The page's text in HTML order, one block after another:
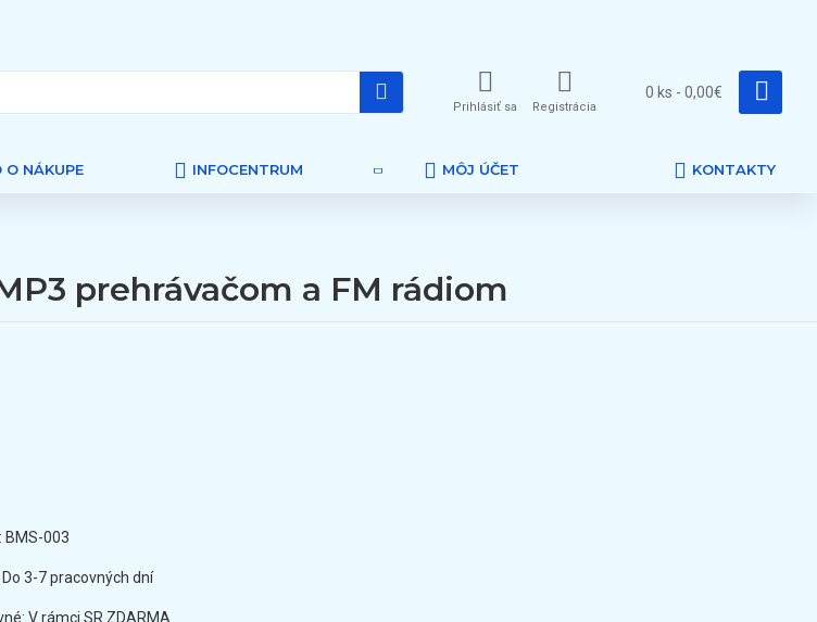
Prihlásiť sa Registrácia
0 ks - 0,00€
O NÁKUPE INFOCENTRUM MÔJ ÚČET KONTAKTY
prehrávačom a FM rádiom
BMS-003
Do 3-7 pracovných dní
V rámci SR ZDARMA